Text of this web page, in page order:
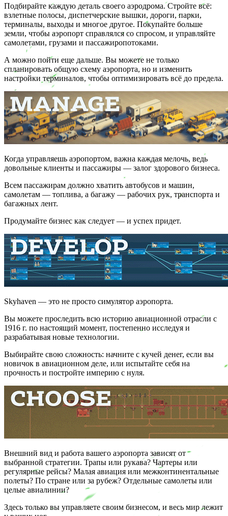
Подбирайте каждую деталь своего аэродрома. Стройте всё:
взлетные полосы, диспетчерские вышки, дороги, парки,
терминалы, выходы и многое другое. Покупайте больше
земли, чтобы аэропорт справлялся со спросом, и управляйте
самолетами, грузами и пассажиропотоками.
А можно пойти еще дальше. Вы можете не только
спланировать общую схему аэропорта, но и изменить
настройки терминалов, чтобы оптимизировать всё до предела.
Когда управляешь аэропортом, важна каждая мелочь, ведь
довольные клиенты и пассажиры — залог здорового бизнеса.
Всем пассажирам должно хватить автобусов и машин,
самолетам — топлива, а багажу — рабочих рук, транспорта и
багажных лент.
Продумайте бизнес как следует — и успех придет.
Skyhaven — это не просто симулятор аэропорта.
Вы можете проследить всю историю авиационной отрасли с
1916 г. по настоящий момент, постепенно исследуя и
разрабатывая новые технологии.
Выбирайте свою сложность: начните с кучей денег, если вы
новичок в авиационном деле, или испытайте себя на
прочность и постройте империю с нуля.
Внешний вид и работа вашего аэропорта зависят от
выбранной стратегии. Трапы или рукава? Чартеры или
регулярные рейсы? Малая авиация или межконтинентальные
полеты? По стране или за рубеж? Отдельные самолеты или
целые авиалинии?
Здесь только вы управляете своим бизнесом, и весь мир лежит